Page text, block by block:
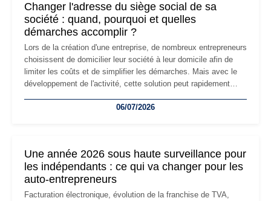
Changer l'adresse du siège social de sa
société : quand, pourquoi et quelles
démarches accomplir ?
Lors de la création d'une entreprise, de nombreux entrepreneurs
choisissent de domicilier leur société à leur domicile afin de
limiter les coûts et de simplifier les démarches. Mais avec le
développement de l'activité, cette solution peut rapidement
professionnels, recrutement, image de marque… Le
06/07/2026
Une année 2026 sous haute surveillance pour
les indépendants : ce qui va changer pour les
auto-entrepreneurs
Facturation électronique, évolution de la franchise de TVA,